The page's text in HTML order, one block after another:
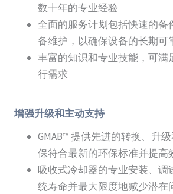
数十年的专业经验
全面的服务计划包括快速的备
备维护，以确保设备的长期可
丰富的知识和专业技能，可满
行需求
增强升级和主动支持
GMAB™ 提供先进的转换、升
保符合最新的环保标准并提高
吸收式冷却器的专业安装、调
统寿命并最大限度地减少潜在